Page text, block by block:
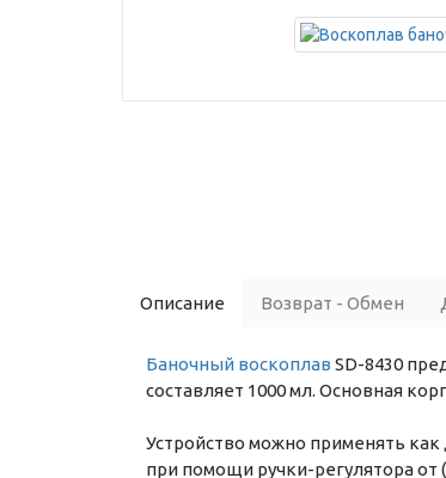
Описание Возврат - Обмен
Баночный воскоплав SD-8430
составляет 1000 мл. Основная
Устройство можно применять
при помощи ручки-регулятора от